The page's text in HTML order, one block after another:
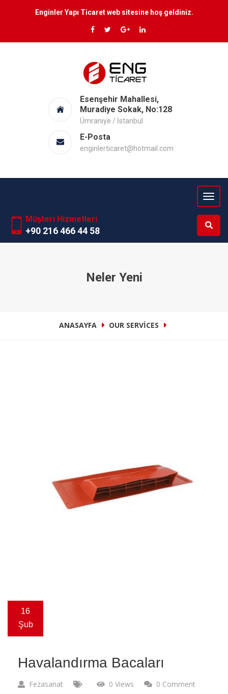
Enginler Yapı Ticaret web sitesine hoş geldiniz.
Esenşehir Mahallesi,
Muradiye Sokak, No:128
Ümraniye / İstanbul
E-Posta
enginlerticaret@hotmail.com
Müşteri Hizmetleri
+90 216 466 44 58
Neler Yeni
ANASAYFA OUR SERVICES
16
Şub
Havalandırma Bacaları
Fezasanat 0 Views 0 Comment